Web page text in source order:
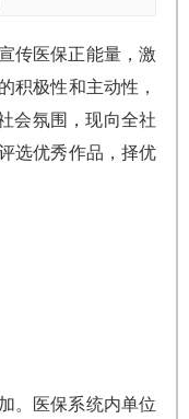
传医保正能量，激
积极性和主动性，
会氛围，现向全社
选优秀作品，择优
。医保系统内单位